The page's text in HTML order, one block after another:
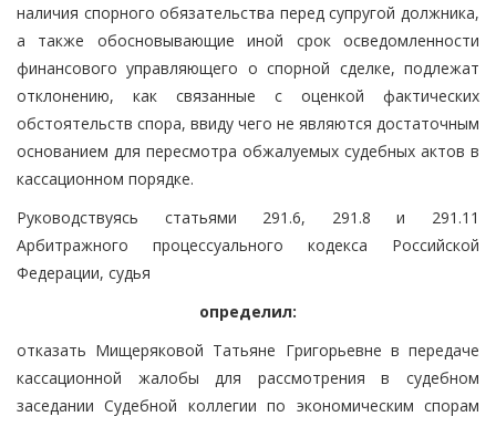
наличия спорного обязательства перед супругой должника,
а также обосновывающие иной срок осведомленности
финансового управляющего о спорной сделке, подлежат
отклонению, как связанные с оценкой фактических
обстоятельств спора, ввиду чего не являются достаточным
основанием для пересмотра обжалуемых судебных актов в
кассационном порядке.
Руководствуясь статьями 291.6, 291.8 и 291.11
Арбитражного процессуального кодекса Российской
Федерации, судья
определил:
отказать Мищеряковой Татьяне Григорьевне в передаче
кассационной жалобы для рассмотрения в судебном
заседании Судебной коллегии по экономическим спорам